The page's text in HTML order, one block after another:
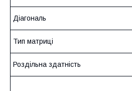
Діагональ
Тип матриці
Роздільна здатність